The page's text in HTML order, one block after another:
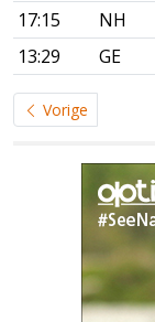
17:15
NH
13:29
GE
Vorige